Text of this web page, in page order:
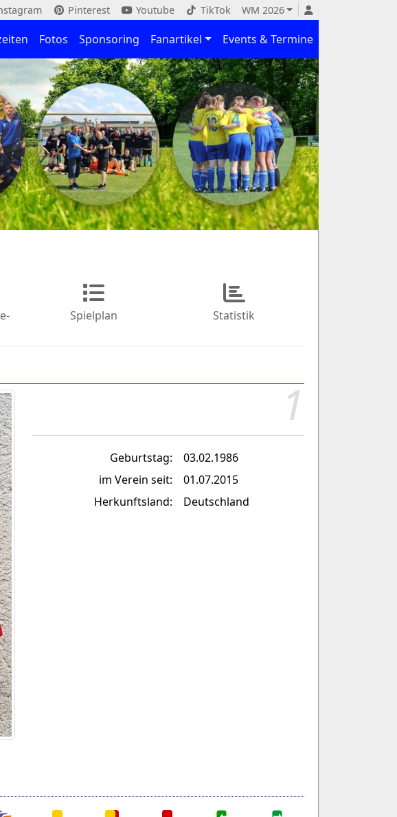
Pinterest Youtube TikTok WM 2026
Fotos Sponsoring Fanartikel Events & Termine
Spielplan Statistik
1
Geburtstag:
03.02.1986
im Verein seit:
01.07.2015
Herkunftsland:
Deutschland